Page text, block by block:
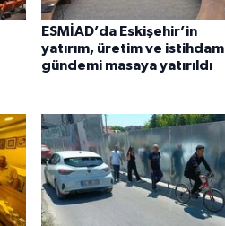
ESMİAD’da Eskişehir’in
yatırım, üretim ve istihdam
gündemi masaya yatırıldı